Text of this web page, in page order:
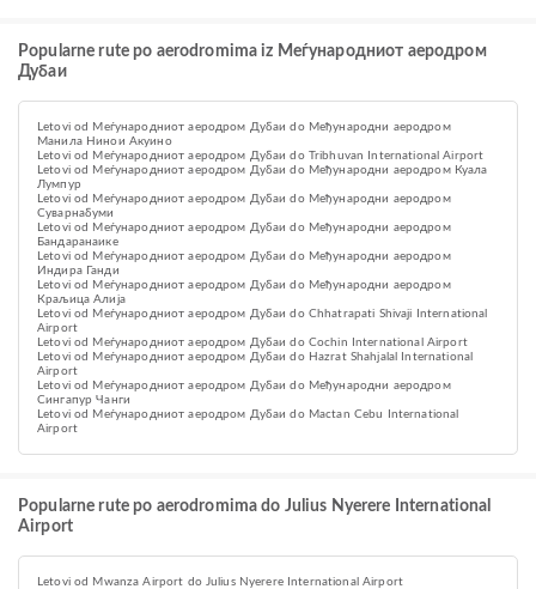
Popularne rute po aerodromima iz Меѓународниот аеродром
Дубаи
Letovi od Меѓународниот аеродром Дубаи do Међународни аеродром
Манила Нинои Акуино
Letovi od Меѓународниот аеродром Дубаи do Tribhuvan International Airport
Letovi od Меѓународниот аеродром Дубаи do Међународни аеродром Куала
Лумпур
Letovi od Меѓународниот аеродром Дубаи do Међународни аеродром
Суварнабуми
Letovi od Меѓународниот аеродром Дубаи do Међународни аеродром
Бандаранаике
Letovi od Меѓународниот аеродром Дубаи do Међународни аеродром
Индира Ганди
Letovi od Меѓународниот аеродром Дубаи do Међународни аеродром
Краљица Алија
Letovi od Меѓународниот аеродром Дубаи do Chhatrapati Shivaji International
Airport
Letovi od Меѓународниот аеродром Дубаи do Cochin International Airport
Letovi od Меѓународниот аеродром Дубаи do Hazrat Shahjalal International
Airport
Letovi od Меѓународниот аеродром Дубаи do Међународни аеродром
Сингапур Чанги
Letovi od Меѓународниот аеродром Дубаи do Mactan Cebu International
Airport
Popularne rute po aerodromima do Julius Nyerere International
Airport
Letovi od Mwanza Airport do Julius Nyerere International Airport